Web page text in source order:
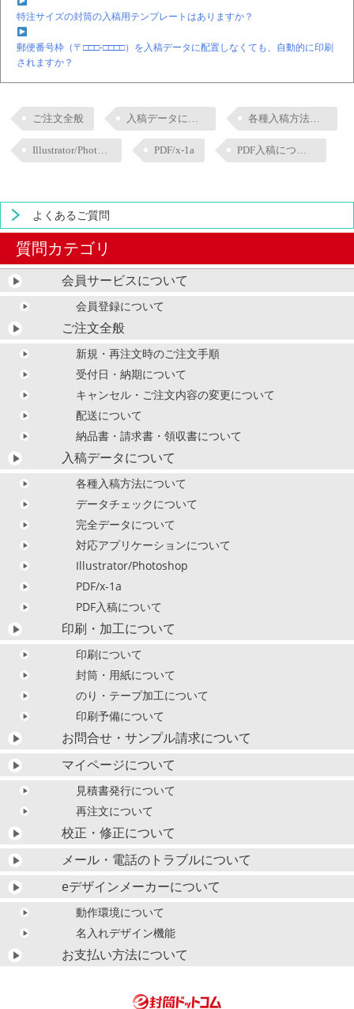
特注サイズの封筒の入稿用テンプレートはありますか？
郵便番号枠（〒□□□-□□□□）を入稿データに配置しなくても、自動的に印刷
されますか？
ご注文全般 入稿データについて 各種入稿方法について
Illustrator/Photoshop PDF/x-1a PDF入稿について
よくあるご質問
質問カテゴリ
会員サービスについて
会員登録について
ご注文全般
新規・再注文時のご注文手順
受付日・納期について
キャンセル・ご注文内容の変更について
配送について
納品書・請求書・領収書について
入稿データについて
各種入稿方法について
データチェックについて
完全データについて
対応アプリケーションについて
Illustrator/Photoshop
PDF/x-1a
PDF入稿について
印刷・加工について
印刷について
封筒・用紙について
のり・テープ加工について
印刷予備について
お問合せ・サンプル請求について
マイページについて
見積書発行について
再注文について
校正・修正について
メール・電話のトラブルについて
eデザインメーカーについて
動作環境について
名入れデザイン機能
お支払い方法について